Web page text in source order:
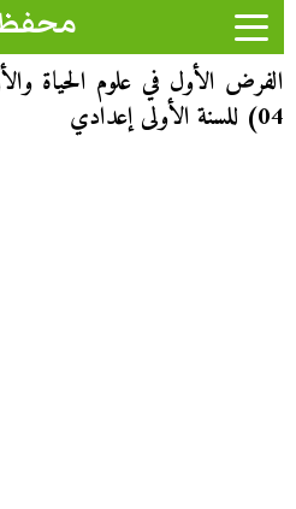
الفرض الأول في علوم الحياة
04) للسنة الأولى إعدادي